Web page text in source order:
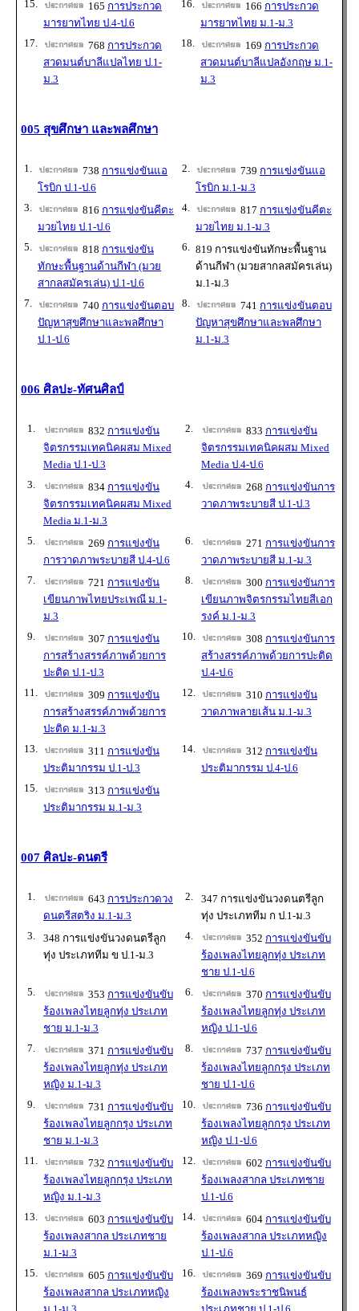
15. 165 การประกวด
มารยาทไทย ป.4-ป.6
16. 166 การประกวด
มารยาทไทย ม.1-ม.3
17.
768 การประกวด
สวดมนต์บาลีแปลไทย ป.1-
ม.3
18. 169 การประกวด
สวดมนต์บาลีแปลอังกฤษ ม.1-
ม.3
005 สุขศึกษา และพลศึกษา
1. 738 การแข่งขันแอ
โรบิก ป.1-ป.6
2. 739 การแข่งขันแอ
โรบิก ม.1-ม.3
3.
816 การแข่งขันคีตะ
มวยไทย ป.1-ป.6
4. 817 การแข่งขันคีตะ
มวยไทย ม.1-ม.3
5.
818 การแข่งขัน
ทักษะพื้นฐานด้านกีฬา (มวย
สากลสมัครเล่น) ป.1-ป.6
6. 819 การแข่งขันทักษะพื้นฐาน
ด้านกีฬา (มวยสากลสมัครเล่น)
ม.1-ม.3
7.
740 การแข่งขันตอบ
ปัญหาสุขศึกษาและพลศึกษา
ป.1-ป.6
8. 741 การแข่งขันตอบ
ปัญหาสุขศึกษาและพลศึกษา
ม.1-ม.3
006 ศิลปะ-ทัศนศิลป์
1. 832 การแข่งขัน
จิตรกรรมเทคนิคผสม Mixed
Media ป.1-ป.3
2. 833 การแข่งขัน
จิตรกรรมเทคนิคผสม Mixed
Media ป.4-ป.6
3.
834 การแข่งขัน
จิตรกรรมเทคนิคผสม Mixed
Media ม.1-ม.3
4. 268 การแข่งขันการ
วาดภาพระบายสี ป.1-ป.3
5. 269 การแข่งขัน
การวาดภาพระบายสี ป.4-ป.6
6. 271 การแข่งขันการ
วาดภาพระบายสี ม.1-ม.3
7.
721 การแข่งขัน
เขียนภาพไทยประเพณี ม.1-
ม.3
8. 300 การแข่งขันการ
เขียนภาพจิตรกรรมไทยสีเอก
รงค์ ม.1-ม.3
9.
307 การแข่งขัน
การสร้างสรรค์ภาพด้วยการ
ปะติด ป.1-ป.3
10. 308 การแข่งขันการ
สร้างสรรค์ภาพด้วยการปะติด
ป.4-ป.6
11.
309 การแข่งขัน
การสร้างสรรค์ภาพด้วยการ
ปะติด ม.1-ม.3
12. 310 การแข่งขัน
วาดภาพลายเส้น ม.1-ม.3
13. 311 การแข่งขัน
ประติมากรรม ป.1-ป.3
14. 312 การแข่งขัน
ประติมากรรม ป.4-ป.6
15.
313 การแข่งขัน
ประติมากรรม ม.1-ม.3
007 ศิลปะ-ดนตรี
1. 643 การประกวดวง
ดนตรีสตริง ม.1-ม.3
2.
347 การแข่งขันวงดนตรีลูก
ทุ่ง ประเภททีม ก ป.1-ม.3
3.
348 การแข่งขันวงดนตรีลูก
ทุ่ง ประเภททีม ข ป.1-ม.3
4. 352 การแข่งขันขับ
ร้องเพลงไทยลูกทุ่ง ประเภท
ชาย ป.1-ป.6
5.
353 การแข่งขันขับ
ร้องเพลงไทยลูกทุ่ง ประเภท
ชาย ม.1-ม.3
6. 370 การแข่งขันขับ
ร้องเพลงไทยลูกทุ่ง ประเภท
หญิง ป.1-ป.6
7.
371 การแข่งขันขับ
ร้องเพลงไทยลูกทุ่ง ประเภท
หญิง ม.1-ม.3
8. 737 การแข่งขันขับ
ร้องเพลงไทยลูกกรุง ประเภท
ชาย ป.1-ป.6
9.
731 การแข่งขันขับ
ร้องเพลงไทยลูกกรุง ประเภท
ชาย ม.1-ม.3
10. 736 การแข่งขันขับ
ร้องเพลงไทยลูกกรุง ประเภท
หญิง ป.1-ป.6
11.
732 การแข่งขันขับ
ร้องเพลงไทยลูกกรุง ประเภท
หญิง ม.1-ม.3
12. 602 การแข่งขันขับ
ร้องเพลงสากล ประเภทชาย
ป.1-ป.6
13.
603 การแข่งขันขับ
ร้องเพลงสากล ประเภทชาย
ม.1-ม.3
14. 604 การแข่งขันขับ
ร้องเพลงสากล ประเภทหญิง
ป.1-ป.6
15.
605 การแข่งขันขับ
ร้องเพลงสากล ประเภทหญิง
16. 369 การแข่งขันขับ
ร้องเพลงพระราชนิพนธ์